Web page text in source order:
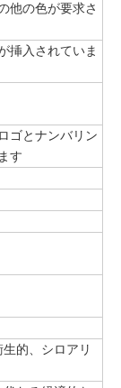
の色が要求さ
入されていま
とナンバリン
す
的、シロアリ